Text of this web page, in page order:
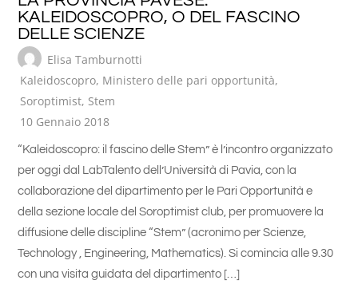
KALEIDOSCOPRO, O DEL FASCINO
DELLE SCIENZE
Elisa Tamburnotti
Kaleidoscopro, Ministero delle pari opportunità,
Soroptimist, Stem
10 Gennaio 2018
“Kaleidoscopro: il fascino delle Stem” è l’incontro organizzato
per oggi dal LabTalento dell’Università di Pavia, con la
collaborazione del dipartimento per le Pari Opportunità e
della sezione locale del Soroptimist club, per promuovere la
diffusione delle discipline “Stem” (acronimo per Scienze,
Technology , Engineering, Mathematics). Si comincia alle 9.30
con una visita guidata del dipartimento […]